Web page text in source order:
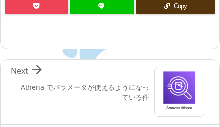
Copy
Athena でパラメータが使えるようになっ
ている件

Next